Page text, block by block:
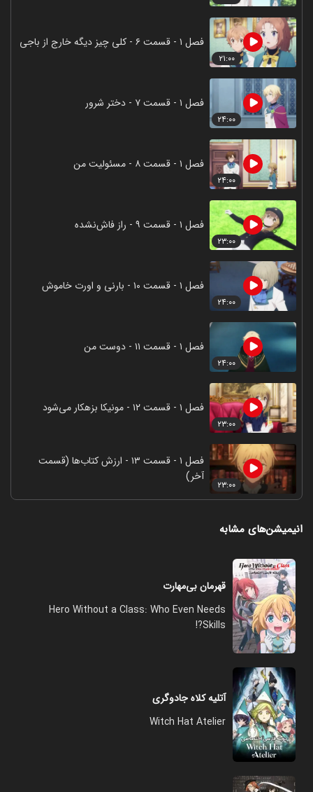
۲۱:۰۰
فصل ۱ - قسمت ۶ - کلی چیز دیگه خارج از باجی
۲۴:۰۰
فصل ۱ - قسمت ۷ - دختر شرور
۲۴:۰۰
فصل ۱ - قسمت ۸ - مسئولیت من
۲۳:۰۰
فصل ۱ - قسمت ۹ - راز فاش‌نشده
۲۴:۰۰
فصل ۱ - قسمت ۱۰ - بارنی و اورت خاموش
۲۴:۰۰
فصل ۱ - قسمت ۱۱ - دوست من
۲۳:۰۰
فصل ۱ - قسمت ۱۲ - مونیکا بزهکار می‌شود
۲۳:۰۰
فصل ۱ - قسمت ۱۳ - ارزش کتاب‌ها (قسمت
آخر)
انیمیشن‌های مشابه
قهرمان بی‌مهارت
Hero Without a Class: Who Even Needs
Skills?!
آتلیه کلاه جادوگری
Witch Hat Atelier